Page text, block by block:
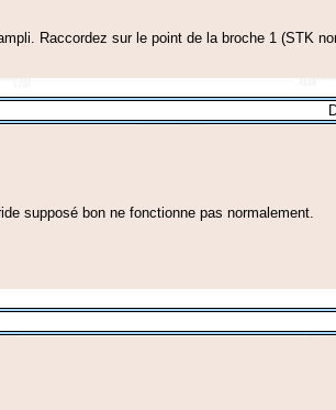
Raccordez sur le point de la broche 1 (STK
supposé bon ne fonctionne pas normalement.